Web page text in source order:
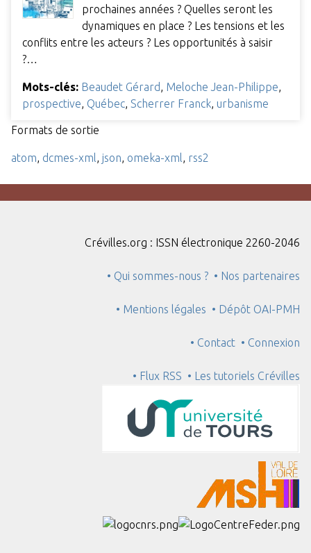
prochaines années ? Quelles seront les
dynamiques en place ? Les tensions et les
conflits entre les acteurs ? Les opportunités à saisir
?…
Mots-clés: Beaudet Gérard, Meloche Jean-Philippe,
prospective, Québec, Scherrer Franck, urbanisme
Formats de sortie
atom, dcmes-xml, json, omeka-xml, rss2
Crévilles.org : ISSN électronique 2260-2046
• Qui sommes-nous ? • Nos partenaires
• Mentions légales • Dépôt OAI-PMH
• Contact • Connexion
• Flux RSS • Les tutoriels Crévilles